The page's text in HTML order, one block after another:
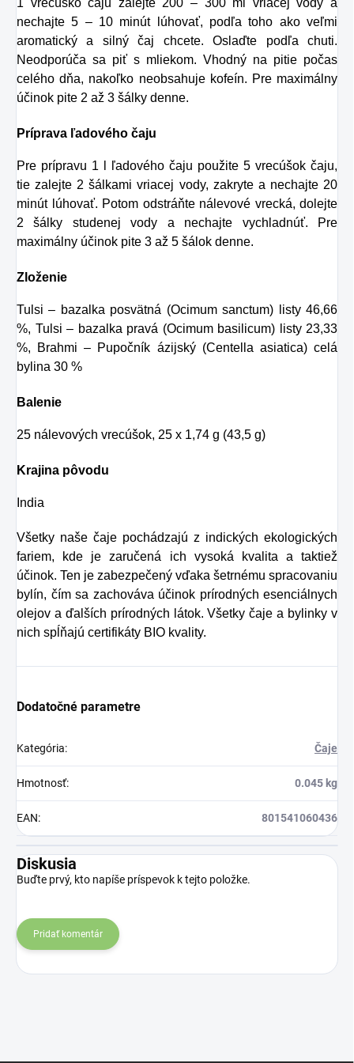
nechajte 5 – 10 minút lúhovať, podľa toho ako veľmi
aromatický a silný čaj chcete. Oslaďte podľa chuti.
Neodporúča sa piť s mliekom. Vhodný na pitie počas
celého dňa, nakoľko neobsahuje kofeín. Pre maximálny
účinok pite 2 až 3 šálky denne.
Príprava ľadového čaju
Pre prípravu 1 l ľadového čaju použite 5 vrecúšok čaju,
tie zalejte 2 šálkami vriacej vody, zakryte a nechajte 20
minút lúhovať. Potom odstráňte nálevové vrecká, dolejte
2 šálky studenej vody a nechajte vychladnúť. Pre
maximálny účinok pite 3 až 5 šálok denne.
Zloženie
Tulsi – bazalka posvätná (Ocimum sanctum) listy 46,66
%, Tulsi – bazalka pravá (Ocimum basilicum) listy 23,33
%, Brahmi – Pupočník ázijský (Centella asiatica) celá
bylina 30 %
Balenie
25 nálevových vrecúšok, 25 x 1,74 g (43,5 g)
Krajina pôvodu
India
Všetky naše čaje pochádzajú z indických ekologických
fariem, kde je zaručená ich vysoká kvalita a taktiež
účinok. Ten je zabezpečený vďaka šetrnému spracovaniu
bylín, čím sa zachováva účinok prírodných esenciálnych
olejov a ďalších prírodných látok. Všetky čaje a bylinky v
nich spĺňajú certifikáty BIO kvality.
Dodatočné parametre
Kategória: Čaje
Hmotnosť: 0.045 kg
EAN: 801541060436
Diskusia
Buďte prvý, kto napíše príspevok k tejto položke.
Pridať komentár